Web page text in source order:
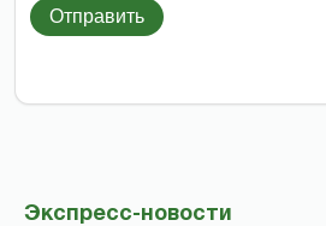
Экспресс-новости
Отправить